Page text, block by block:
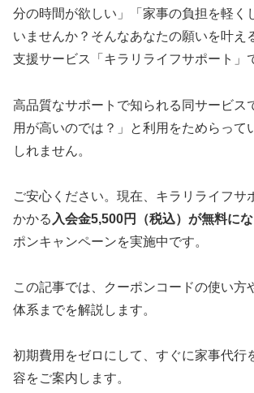
分の時間が欲しい」「家事の負担を軽く
いませんか？そんなあなたの願いを叶え
支援サービス「キラリライフサポート」
高品質なサポートで知られる同サービス
用が高いのでは？」と利用をためらって
しれません。
ご安心ください。現在、キラリライフサ
かかる 入会金5,500円（税込）が無料に
ポンキャンペーンを実施中です。
この記事では、クーポンコードの使い方
体系までを解説します。
初期費用をゼロにして、すぐに家事代行
容をご案内します。